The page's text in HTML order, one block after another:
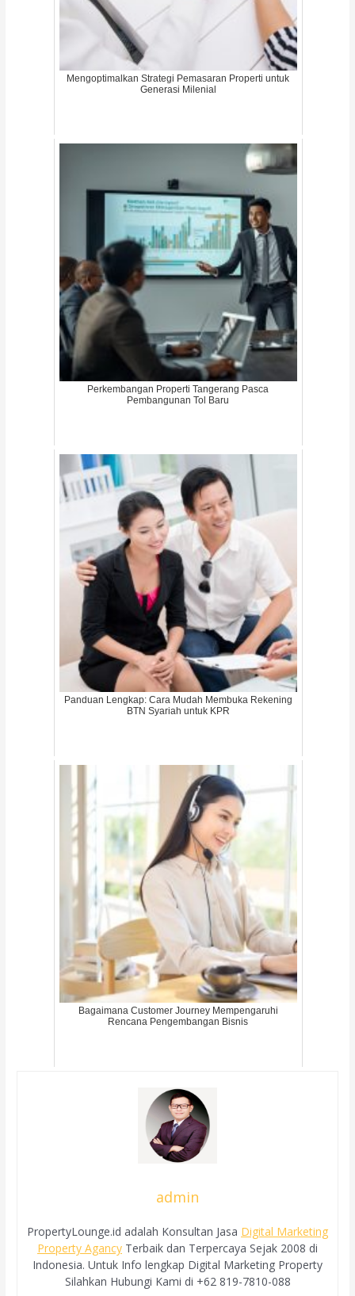
Mengoptimalkan Strategi Pemasaran Properti untuk
Generasi Milenial
Perkembangan Properti Tangerang Pasca
Pembangunan Tol Baru
Panduan Lengkap: Cara Mudah Membuka Rekening
BTN Syariah untuk KPR
Bagaimana Customer Journey Mempengaruhi
Rencana Pengembangan Bisnis
admin
PropertyLounge.id adalah Konsultan Jasa Digital Marketing
Property Agancy Terbaik dan Terpercaya Sejak 2008 di
Indonesia. Untuk Info lengkap Digital Marketing Property
Silahkan Hubungi Kami di +62 819-7810-088